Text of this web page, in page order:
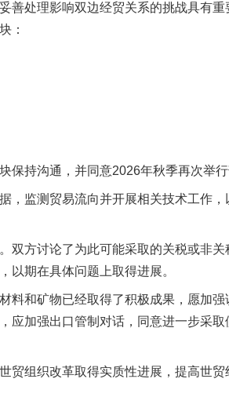
处理影响双边经贸关系的挑战具有重
：
持沟通，并同意2026年秋季再次举行
监测贸易流向并开展相关技术工作，
方讨论了为此可能采取的关税或非关
以期在具体问题上取得进展。
和矿物已经取得了积极成果，愿加强
应加强出口管制对话，同意进一步采
组织改革取得实质性进展，提高世贸
伤亲情 巡回调解促和解..